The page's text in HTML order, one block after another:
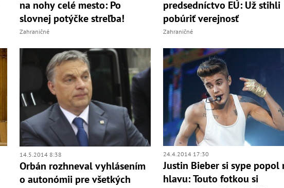
na nohy celé mesto: Po
slovnej potýčke streľba!
Zahraničné
predsedníctvo EÚ: Už stihli
pobúriť verejnosť
Zahraničné
14.5.2014 8:38
Orbán rozhneval vyhlásením
o autonómii pre všetkých
24.4.2014 17:30
Justin Bieber si sype popol
hlavu: Touto fotkou si